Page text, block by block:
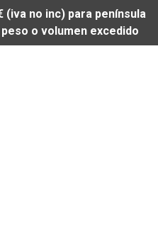
(iva no inc) para península
o volumen excedido